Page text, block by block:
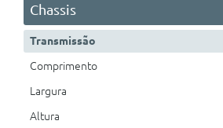
Chassis
Transmissão
Comprimento
Largura
Altura